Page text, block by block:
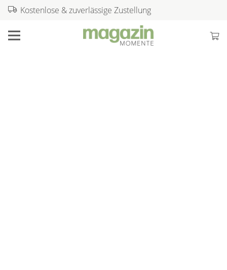
Kostenlose & zuverlässige Zustellung